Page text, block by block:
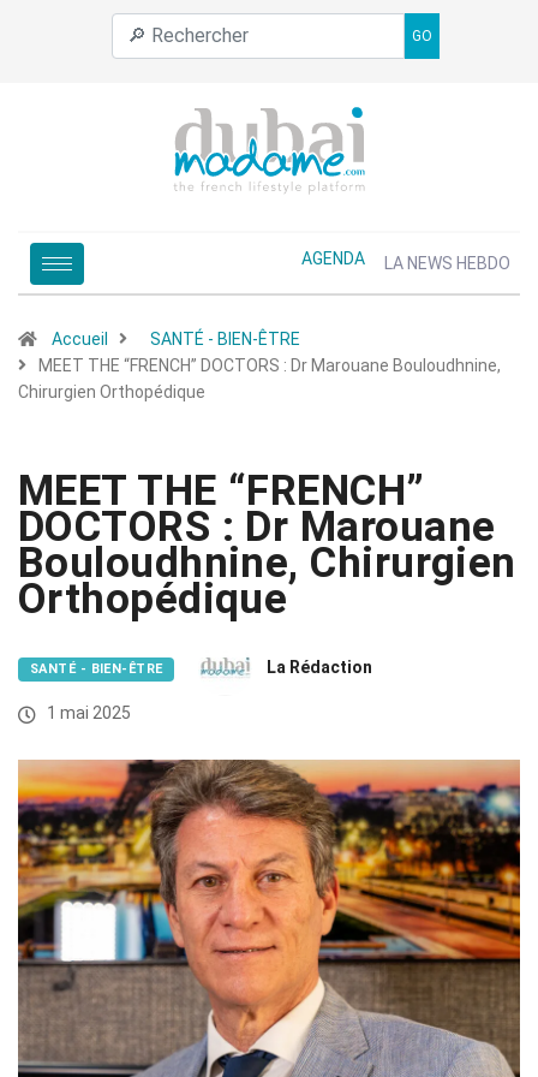
GO
AGENDA LA NEWS HEBDO
Accueil
SANTÉ - BIEN-ÊTRE
MEET THE “FRENCH” DOCTORS : Dr Marouane Bouloudhnine,
Chirurgien Orthopédique
MEET THE “FRENCH”
DOCTORS : Dr Marouane
Bouloudhnine, Chirurgien
Orthopédique
SANTÉ - BIEN-ÊTRE La Rédaction
1 mai 2025